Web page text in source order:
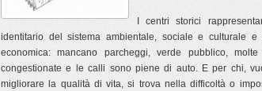
I centri storici
identitario del sistema ambientale, sociale e culturale
economica: mancano parcheggi, verde pubblico,
congestionate e le calli sono piene di auto. E per chi,
migliorare la qualità di vita, si trova nella difficoltà o